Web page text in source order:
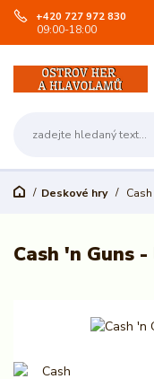
+420 727 972 830
09:00-18:00
Deskové hry
Cash 'n Guns